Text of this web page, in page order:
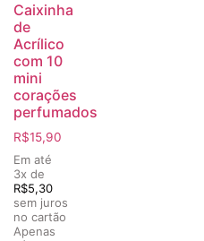
Caixinha
de
Acrílico
com 10
mini
corações
perfumados
R$15,90
Em até
3x de
R$5,30
sem juros
no cartão
Apenas